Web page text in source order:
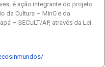
é ação integrante do projeto
da Cultura – MinC e da
– SECULT/AP, através da Lei